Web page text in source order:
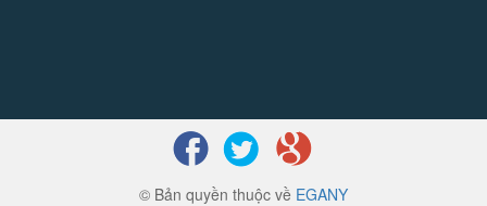
© Bản quyền thuộc về EGANY